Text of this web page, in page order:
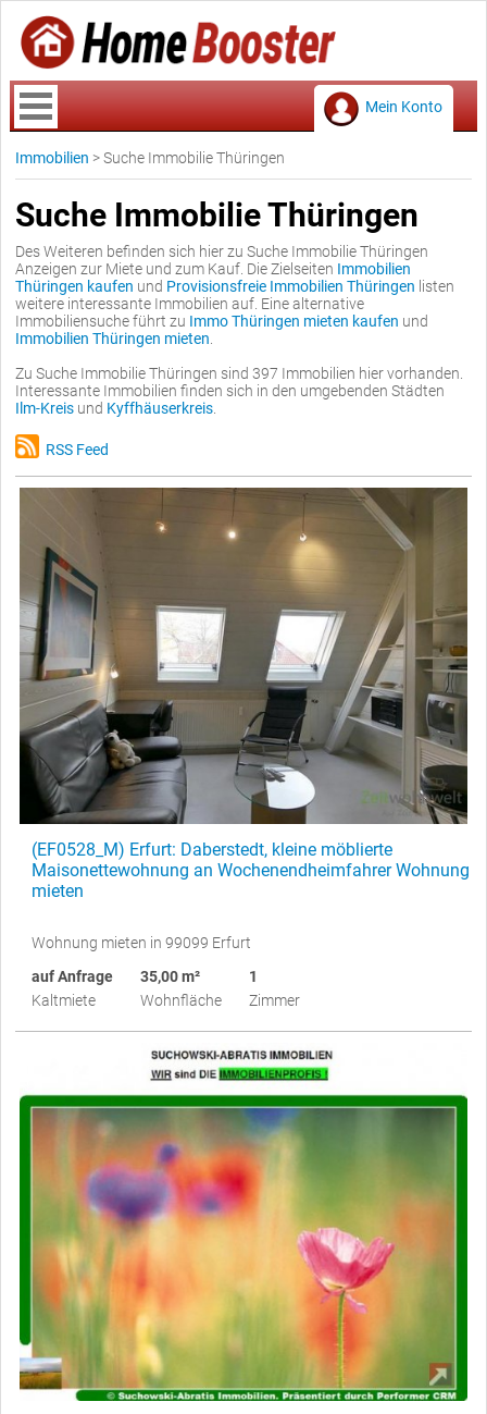
Mein Konto
Immobilien >Suche Immobilie Thüringen
Suche Immobilie Thüringen
Des Weiteren befinden sich hier zu Suche Immobilie Thüringen
Anzeigen zur Miete und zum Kauf. Die Zielseiten Immobilien
Thüringen kaufen und Provisionsfreie Immobilien Thüringen listen
weitere interessante Immobilien auf. Eine alternative
Immobiliensuche führt zu Immo Thüringen mieten kaufen und
Immobilien Thüringen mieten
Zu Suche Immobilie Thüringen sind 397 Immobilien hier vorhanden.
Interessante Immobilien finden sich in den umgebenden Städten
Ilm-Kreis und Kyffhäuserkreis
RSS Feed
(EF0528_M) Erfurt: Daberstedt, kleine möblierte
Maisonettewohnung an Wochenendheimfahrer Wohnung
mieten
Wohnung mieten in 99099 Erfurt
auf Anfrage
Kaltmiete
35,00 m²
Wohnfläche
1
Zimmer